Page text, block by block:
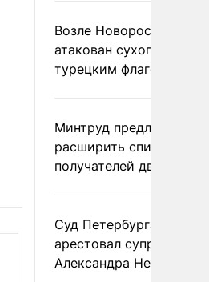
Возле Новороссийска
атакован сухогруз под
турецким флагом
Минтруд предложил
расширить список
получателей двух
Суд Петербурга заочно
арестовал супругу
Александра Невзорова